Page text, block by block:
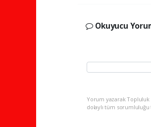
Okuyucu
Yorum yazarak Topluluk
dolaylı tüm